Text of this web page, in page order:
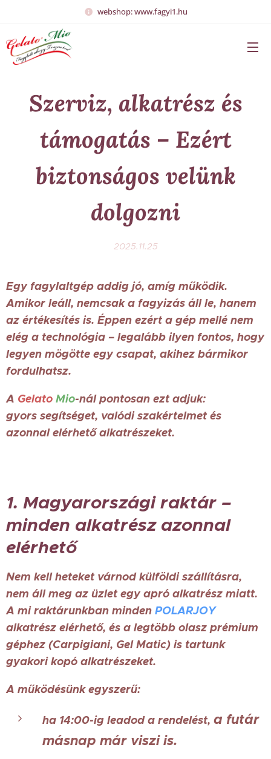
webshop: www.fagyi1.hu
Szerviz, alkatrész és
támogatás – Ezért
biztonságos velünk
dolgozni
2025.11.25
Egy fagylaltgép addig jó, amíg működik.
Amikor leáll, nemcsak a fagyizás áll le, hanem
az értékesítés is. Éppen ezért a gép mellé nem
elég a technológia – legalább ilyen fontos, hogy
legyen mögötte egy csapat, akihez bármikor
fordulhatsz.
A Gelato Mio-nál pontosan ezt adjuk:
gyors segítséget, valódi szakértelmet és
azonnal elérhető alkatrészeket.
1. Magyarországi raktár –
minden alkatrész azonnal
elérhető
Nem kell heteket várnod külföldi szállításra,
nem áll meg az üzlet egy apró alkatrész miatt.
A mi raktárunkban minden POLARJOY
alkatrész elérhető, és a legtöbb olasz prémium
géphez (Carpigiani, Gel Matic) is tartunk
gyakori kopó alkatrészeket.
A működésünk egyszerű:
ha 14:00-ig leadod a rendelést, a futár
másnap már viszi is.